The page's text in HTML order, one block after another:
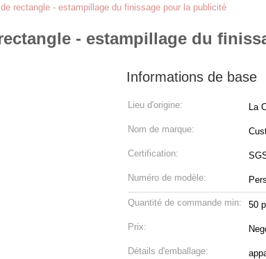
rectangle - estampillage du finissage pour la publicité
- estampillage du
Informations de base
Lieu d'origine: La
Nom de marque:
Certification:
Numéro de modèle:
Quantité de commande min: 50
Prix:
Détails d'emballage: